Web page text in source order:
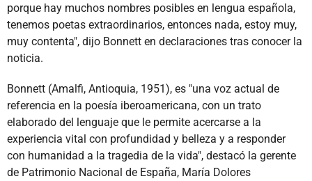
porque hay muchos nombres posibles en lengua española,
tenemos poetas extraordinarios, entonces nada, estoy muy,
muy contenta", dijo Bonnett en declaraciones tras conocer la
noticia.
Bonnett (Amalfi, Antioquia, 1951), es "una voz actual de
referencia en la poesía iberoamericana, con un trato
elaborado del lenguaje que le permite acercarse a la
experiencia vital con profundidad y belleza y a responder
con humanidad a la tragedia de la vida", destacó la gerente
de Patrimonio Nacional de España, María Dolores